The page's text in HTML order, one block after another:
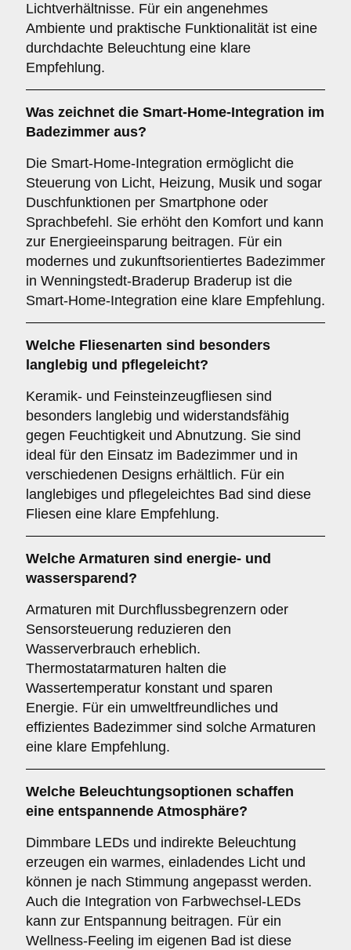
Lichtverhältnisse. Für ein angenehmes
Ambiente und praktische Funktionalität ist eine
durchdachte Beleuchtung eine klare
Empfehlung.
Was zeichnet die Smart-Home-Integration im
Badezimmer aus?
Die Smart-Home-Integration ermöglicht die
Steuerung von Licht, Heizung, Musik und sogar
Duschfunktionen per Smartphone oder
Sprachbefehl. Sie erhöht den Komfort und kann
zur Energieeinsparung beitragen. Für ein
modernes und zukunftsorientiertes Badezimmer
in Wenningstedt-Braderup Braderup ist die
Smart-Home-Integration eine klare Empfehlung.
Welche Fliesenarten sind besonders
langlebig und pflegeleicht?
Keramik- und Feinsteinzeugfliesen sind
besonders langlebig und widerstandsfähig
gegen Feuchtigkeit und Abnutzung. Sie sind
ideal für den Einsatz im Badezimmer und in
verschiedenen Designs erhältlich. Für ein
langlebiges und pflegeleichtes Bad sind diese
Fliesen eine klare Empfehlung.
Welche Armaturen sind energie- und
wassersparend?
Armaturen mit Durchflussbegrenzern oder
Sensorsteuerung reduzieren den
Wasserverbrauch erheblich.
Thermostatarmaturen halten die
Wassertemperatur konstant und sparen
Energie. Für ein umweltfreundliches und
effizientes Badezimmer sind solche Armaturen
eine klare Empfehlung.
Welche Beleuchtungsoptionen schaffen
eine entspannende Atmosphäre?
Dimmbare LEDs und indirekte Beleuchtung
erzeugen ein warmes, einladendes Licht und
können je nach Stimmung angepasst werden.
Auch die Integration von Farbwechsel-LEDs
kann zur Entspannung beitragen. Für ein
Wellness-Feeling im eigenen Bad ist diese